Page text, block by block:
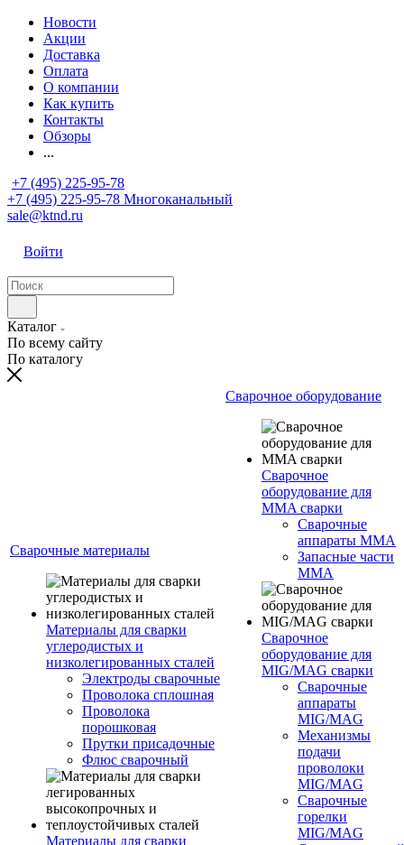
Новости
Акции
Доставка
Оплата
О компании
Как купить
Контакты
Обзоры
...
+7 (495) 225-95-78
+7 (495) 225-95-78 Многоканальный
sale@ktnd.ru
Войти
Каталог
По всему сайту
По каталогу
Сварочные материалы
Материалы для сварки
углеродистых и
низколегированных сталей
Электроды сварочные
Проволока сплошная
Проволока
порошковая
Прутки присадочные
Флюс сварочный
Материалы для сварки
Сварочное оборудование
Сварочное
оборудование для
MMA сварки
Сварочные
аппараты MMA
Запасные части
MMA
Сварочное
оборудование для
MIG/MAG сварки
Сварочные
аппараты
MIG/MAG
Механизмы
подачи
проволоки
MIG/MAG
Сварочные
горелки
MIG/MAG